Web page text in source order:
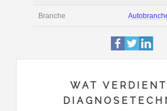
Tarief
Boekhoudsoftware
WAT